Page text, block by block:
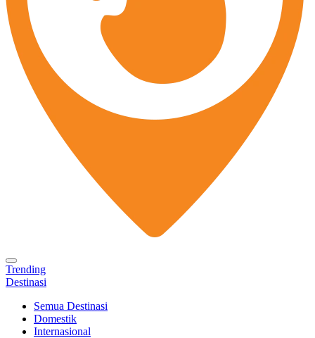
Trending
Destinasi
Semua Destinasi
Domestik
Internasional